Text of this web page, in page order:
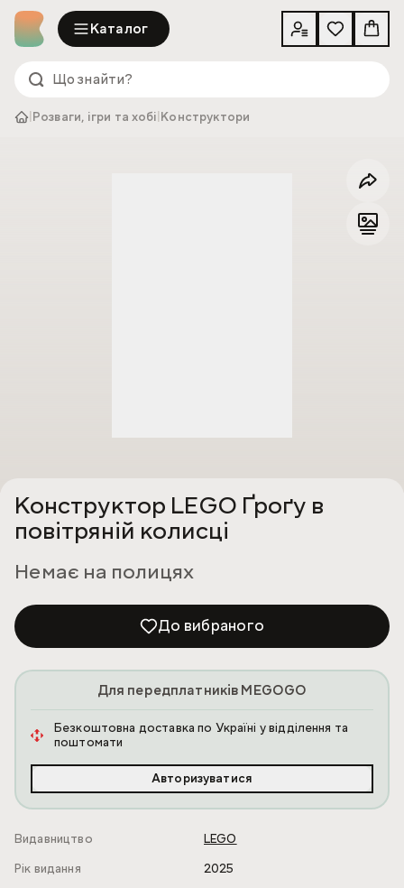
Каталог
Розваги, ігри та хобі Конструктори
Конструктор LEGO Ґроґу в
повітряній колисці
Немає на полицях
До вибраного
Для передплатників MEGOGO
Безкоштовна доставка по Україні у відділення та
поштомати
Авторизуватися
Видавництво
LEGO
Рік видання
2025